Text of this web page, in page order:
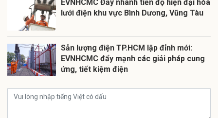
EVNHCMC Đẩy nhanh tiến độ hiện đại hóa
lưới điện khu vực Bình Dương, Vũng Tàu
Sản lượng điện TP.HCM lập đỉnh mới:
EVNHCMC đẩy mạnh các giải pháp cung
ứng, tiết kiệm điện